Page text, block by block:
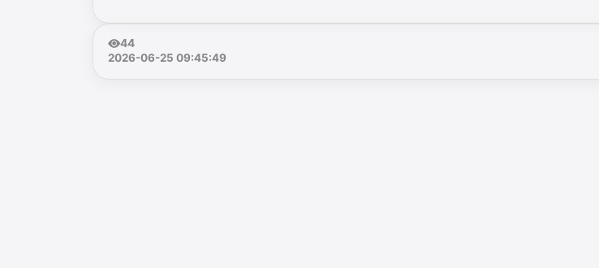
44
2026-06-25 09:45:49